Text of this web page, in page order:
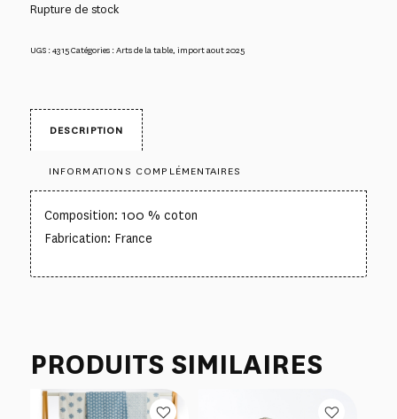
Rupture de stock
UGS :4315Catégories :Arts de la table, import aout 2025
DESCRIPTION
INFORMATIONS COMPLÉMENTAIRES
Composition: 100 % coton
Fabrication: France
PRODUITS SIMILAIRES